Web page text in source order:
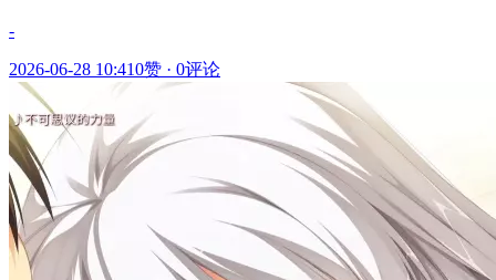
-
2026-06-28 10:410赞 · 0评论